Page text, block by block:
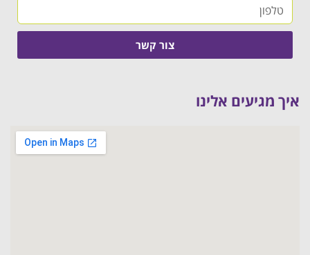
צור קשר
איך מגיעים אלינו